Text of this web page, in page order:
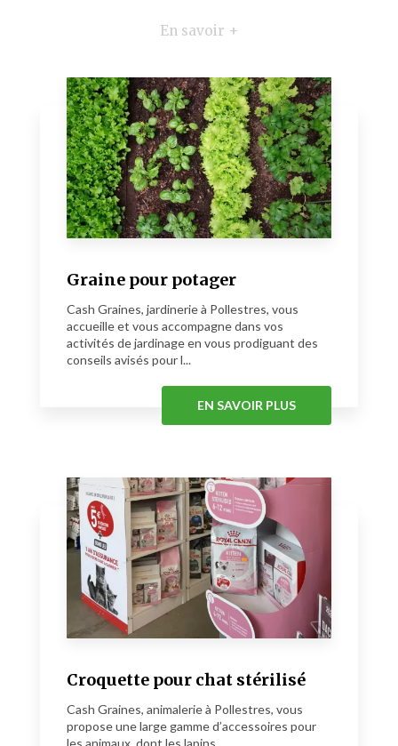
En savoir +
Graine pour potager
Cash Graines, jardinerie à Pollestres, vous
accueille et vous accompagne dans vos
activités de jardinage en vous prodiguant des
conseils avisés pour l...
EN SAVOIR PLUS
Croquette pour chat stérilisé
Cash Graines, animalerie à Pollestres, vous
propose une large gamme d’accessoires pour